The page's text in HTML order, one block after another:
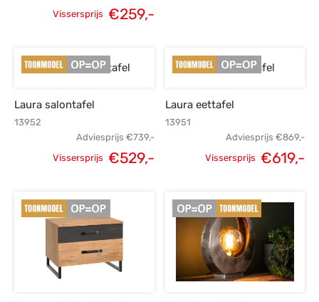
prijs was:
€365,-.
Vissersprijs €259,-
prijs is:
€259,-.
Laura salontafel
13952
Adviesprijs €739,-
prijs was:
€739,-.
Vissersprijs €529,-
prijs is:
€529,-.
Laura eettafel
13951
Adviesprijs €869,-
prijs was:
€869,-.
Vissersprijs €619,-